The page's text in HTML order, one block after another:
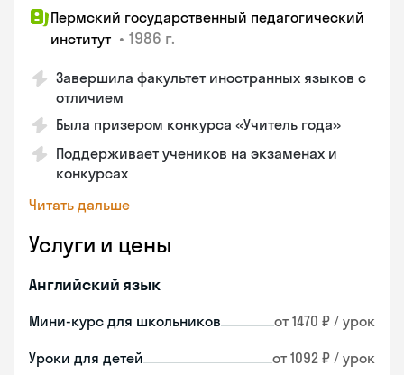
Пермский государственный педагогический
институт • 1986 г.
Завершила факультет иностранных языков с
отличием
Была призером конкурса «Учитель года»
Поддерживает учеников на экзаменах и
конкурсах
Читать дальше
Услуги и цены
Английский язык
Мини-курс для школьников от 1470 ₽ / урок
Уроки для детей от 1092 ₽ / урок